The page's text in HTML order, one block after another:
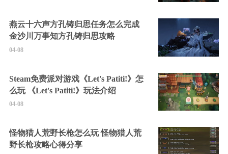
燕云十六声方孔铸归思任务怎么完成
金沙川万事知方孔铸归思攻略
04-08
Steam免费派对游戏《Let's Patiti!》怎
么玩 《Let's Patiti!》玩法介绍
04-08
怪物猎人荒野长枪怎么玩 怪物猎人荒
野长枪攻略心得分享